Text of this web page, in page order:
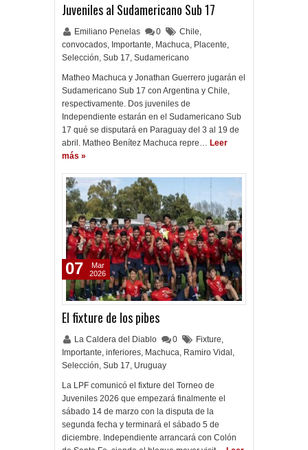
Juveniles al Sudamericano Sub 17
Emiliano Penelas 0 Chile,
convocados, Importante, Machuca, Placente,
Selección, Sub 17, Sudamericano
Matheo Machuca y Jonathan Guerrero jugarán el
Sudamericano Sub 17 con Argentina y Chile,
respectivamente. Dos juveniles de
Independiente estarán en el Sudamericano Sub
17 qué se disputará en Paraguay del 3 al 19 de
abril. Matheo Benítez Machuca repre… Leer
más »
El fixture de los pibes
La Caldera del Diablo 0 Fixture,
Importante, inferiores, Machuca, Ramiro Vidal ,
Selección, Sub 17, Uruguay
La LPF comunicó el fixture del Torneo de
Juveniles 2026 que empezará finalmente el
sábado 14 de marzo con la disputa de la
segunda fecha y terminará el sábado 5 de
diciembre. Independiente arrancará con Colón
07
Mar
2026